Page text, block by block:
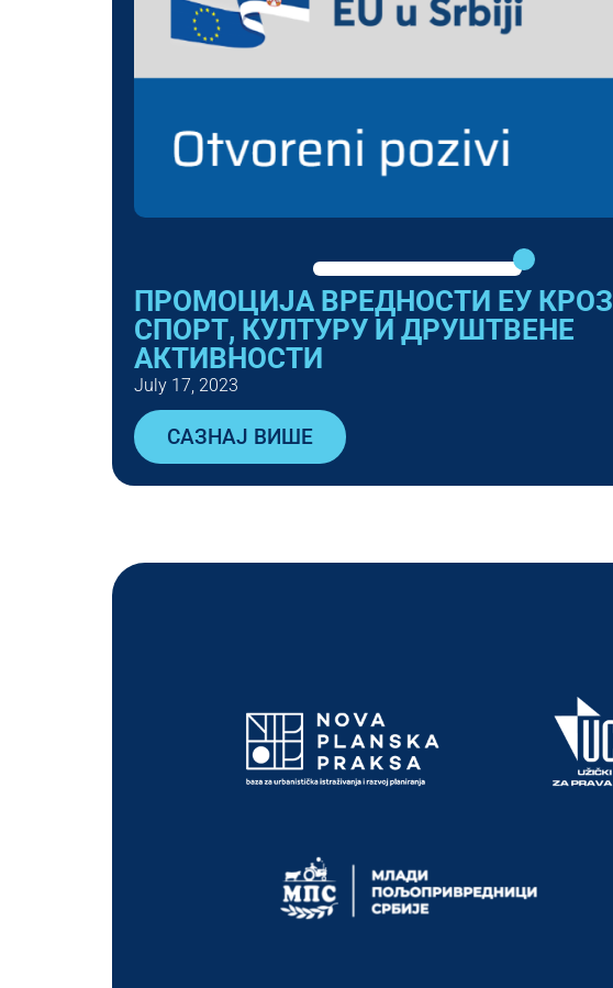
ПРОМОЦИЈА ВРЕДНОСТИ ЕУ КРОЗ
СПОРТ, КУЛТУРУ И ДРУШТВЕНЕ
АКТИВНОСТИ
July 17, 2023
САЗНАЈ ВИШЕ